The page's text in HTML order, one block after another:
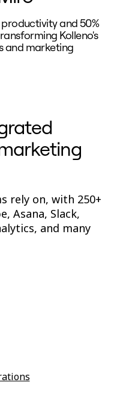
and 50%
Kolleno's
and marketing
rely on, with 250+
Asana, Slack,
and many